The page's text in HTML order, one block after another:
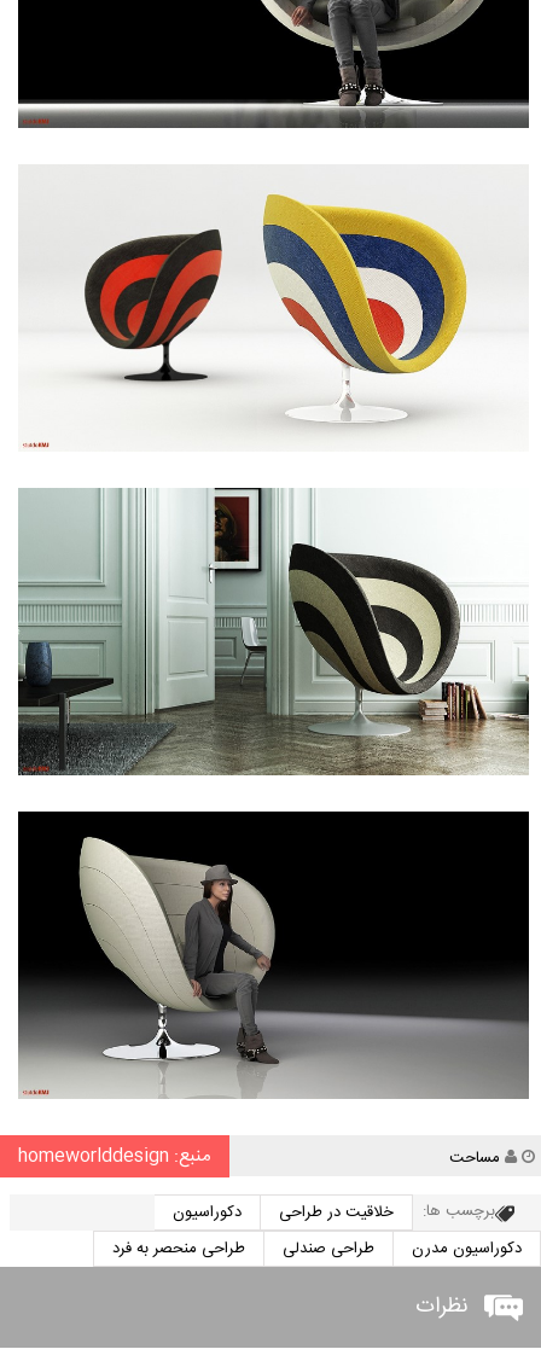
نویسنده
مساحت منبع: homeworlddesign
برچسب ها: خلاقیت در طراحی
دکوراسیون
دکوراسیون مدرن
طراحی صندلی طراحی منحصر به فرد
نظرات